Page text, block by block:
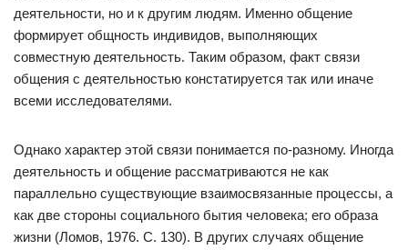
деятельности, но и к другим людям. Именно общение
формирует общность индивидов, выполняющих
совместную деятельность. Таким образом, факт связи
общения с деятельностью констатируется так или иначе
всеми исследователями.
Однако характер этой связи понимается по-разному. Иногда
деятельность и общение рассматриваются не как
параллельно существующие взаимосвязанные процессы, а
как две стороны социального бытия человека; его образа
жизни (Ломов, 1976. С. 130). В других случаях общение